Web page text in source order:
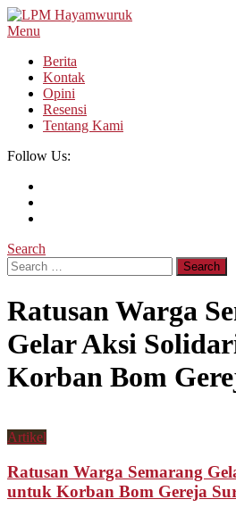
Skip
To
Menu
Berita
Kontak
Opini
Resensi
Tentang Kami
Follow Us:
Search
Search
for:
Ratusan Warga
Gelar Aksi
Korban Bom
Artikel
Ratusan Warga Semarang
untuk Korban Bom Gereja